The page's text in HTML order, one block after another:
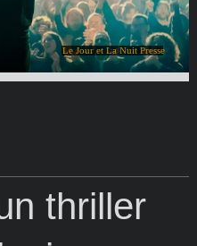
Le Jour et La Nuit Presse
thriller